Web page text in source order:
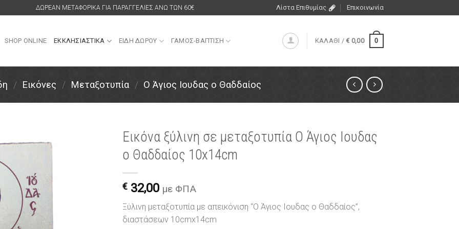
ΔΩΡΕΑΝ ΜΕΤΑΦΟΡΙΚΑ ΓΙΑ ΠΑΡΑΓΓΕΛΙΕΣ ΑΝΩ ΤΩΝ 60€ Λίστα Επιθυμίας Επικοινωνία
SHOP ONLINE ΕΚΚΛΗΣΙΑΣΤΙΚΑ ΕΙΔΗ ΔΩΡΟΥ ΓΑΜΟΣ-ΒΑΠΤΙΣΗ ΚΑΛΑΘΙ /€ 0,00 0
/ Εικόνες / Μεταξοτυπία / Ο Άγιος Ιουδας ο Θαδδαίος
Εικόνα ξύλινη σε μεταξοτυπία Ο Άγιος Ιουδας
ο Θαδδαίος 10x14cm
€ 32,00 με ΦΠΑ
Ξύλινη μεταξοτυπία με απεικόνιση “Ο Άγιος Ιουδας ο Θαδδαίος”,
διαστάσεων 10cmx14cm